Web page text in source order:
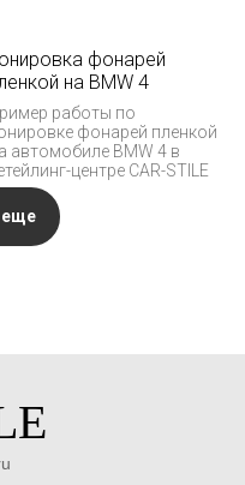
фонарей
на BMW 4
работы по
фонарей пленкой
автомобиле BMW 4 в
центре CAR-STILE
еще